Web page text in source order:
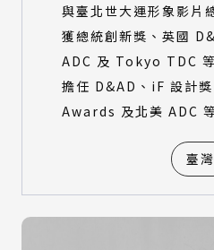
與臺北世大運形象影片
獲總統創新獎、英國
ADC 及 Tokyo TDC
擔任 D&AD、iF 設計
Awards 及北美 ADC
臺灣